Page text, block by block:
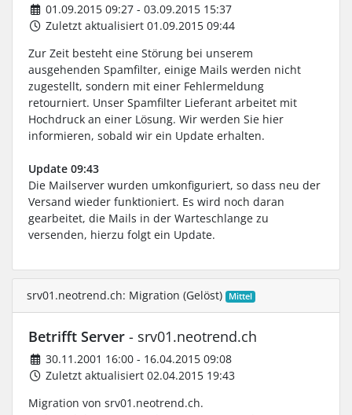
01.09.2015 09:27 - 03.09.2015 15:37
Zuletzt aktualisiert 01.09.2015 09:44
Zur Zeit besteht eine Störung bei unserem
ausgehenden Spamfilter, einige Mails werden nicht
zugestellt, sondern mit einer Fehlermeldung
retourniert. Unser Spamfilter Lieferant arbeitet mit
Hochdruck an einer Lösung. Wir werden Sie hier
informieren, sobald wir ein Update erhalten.
Update 09:43
Die Mailserver wurden umkonfiguriert, so dass neu der
Versand wieder funktioniert. Es wird noch daran
gearbeitet, die Mails in der Warteschlange zu
versenden, hierzu folgt ein Update.
srv01.neotrend.ch: Migration (Gelöst) Mittel
Betrifft Server - srv01.neotrend.ch
30.11.2001 16:00 - 16.04.2015 09:08
Zuletzt aktualisiert 02.04.2015 19:43
Migration von srv01.neotrend.ch.